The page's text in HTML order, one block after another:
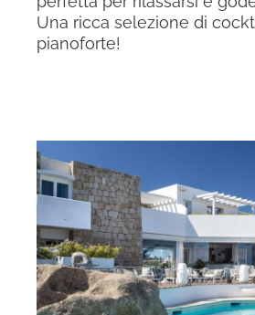
Una ricca selezione di
pianoforte!